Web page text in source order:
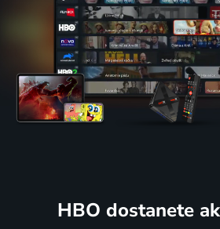
HBO dostanete